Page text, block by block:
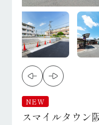
NEW
スマイルタウン